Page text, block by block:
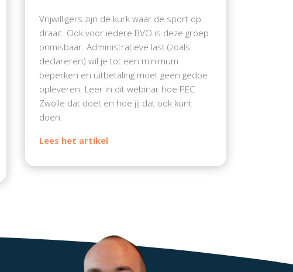
Vrijwilligers zijn de kurk waar de sport op
draait. Ook voor iedere BVO is deze groep
onmisbaar. Administratieve last (zoals
declareren) wil je tot een minimum
beperken en uitbetaling moet geen gedoe
opleveren. Leer in dit webinar hoe PEC
Zwolle dat doet en hoe jij dat ook kunt
doen.